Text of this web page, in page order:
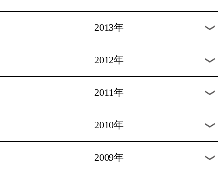
2022年
2021年
2020年
2018年